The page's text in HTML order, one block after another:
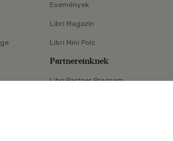
×
Események
Libri Magazin
Libri Mini Polc
Partnereinknek
Libri Partner Program